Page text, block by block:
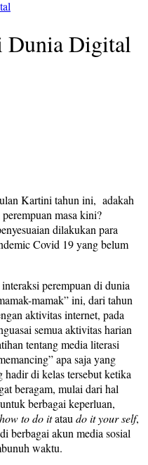
Dunia Digital
Kartini tahun ini, adakah
masa kini?
dilakukan para
Covid 19 yang belum
perempuan di dunia
mamak” ini, dari tahun
aktivitas internet, pada
semua aktivitas harian
tentang media literasi
apa saja yang
di kelas tersebut ketika
beragam, mulai dari hal
berbagai keperluan,
how to do itatau do it your self,
berbagai akun media sosial
waktu.